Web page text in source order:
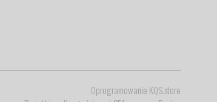
Oprogramowanie KQS.store